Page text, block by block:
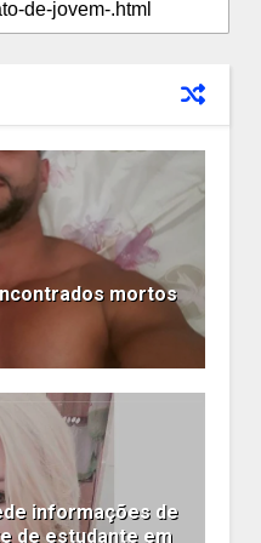
mortos
informações de
de estudante em